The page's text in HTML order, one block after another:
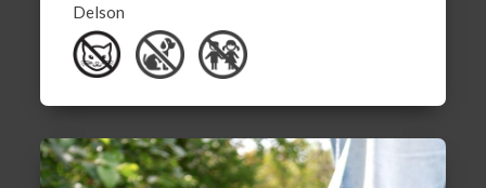
Delson